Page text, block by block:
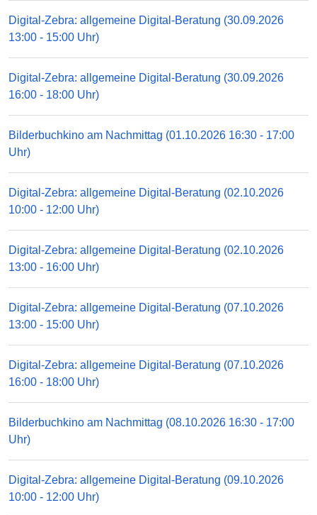
Digital-Zebra: allgemeine Digital-Beratung (30.09.2026
13:00 - 15:00 Uhr)
Digital-Zebra: allgemeine Digital-Beratung (30.09.2026
16:00 - 18:00 Uhr)
Bilderbuchkino am Nachmittag (01.10.2026 16:30 - 17:00
Uhr)
Digital-Zebra: allgemeine Digital-Beratung (02.10.2026
10:00 - 12:00 Uhr)
Digital-Zebra: allgemeine Digital-Beratung (02.10.2026
13:00 - 16:00 Uhr)
Digital-Zebra: allgemeine Digital-Beratung (07.10.2026
13:00 - 15:00 Uhr)
Digital-Zebra: allgemeine Digital-Beratung (07.10.2026
16:00 - 18:00 Uhr)
Bilderbuchkino am Nachmittag (08.10.2026 16:30 - 17:00
Uhr)
Digital-Zebra: allgemeine Digital-Beratung (09.10.2026
10:00 - 12:00 Uhr)